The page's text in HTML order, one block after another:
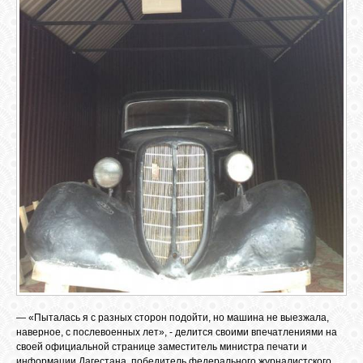
— «Пыталась я с разных сторон подойти, но машина не выезжала,
наверное, с послевоенных лет», - делится своими впечатлениями на
своей официальной странице заместитель министра печати и